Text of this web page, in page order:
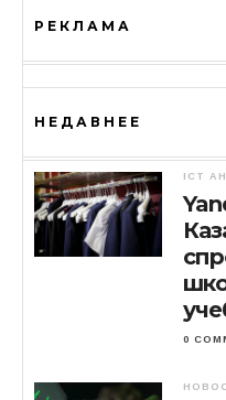
РЕКЛАМА
НЕДАВНЕЕ
ICT
0